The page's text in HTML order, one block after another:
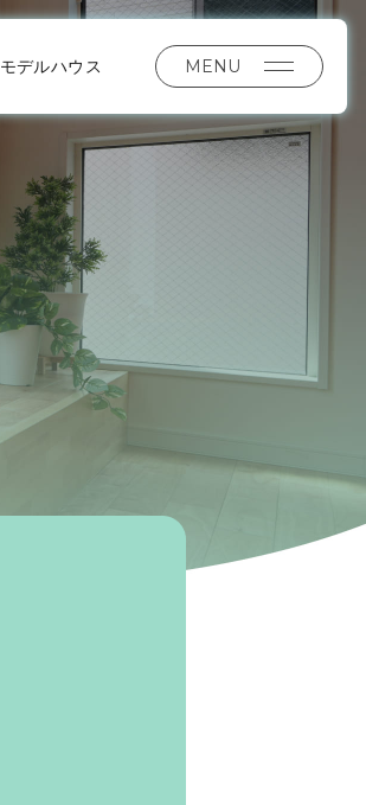
モデルハウス MENU